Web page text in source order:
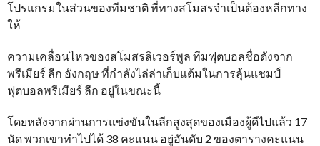
โปรแกรมในส่วนของทีมชาติ ที่ทางสโมสรจำเป็นต้องหลีกทาง
ให้
ความเคลื่อนไหวของสโมสรลิเวอร์พูล ทีมฟุตบอลชื่อดังจาก
พรีเมียร์ ลีก อังกฤษ ที่กำลังไล่ล่าเก็บแต้มในการลุ้นแชมป์
ฟุตบอลพรีเมียร์ ลีก อยู่ในขณะนี้
โดยหลังจากผ่านการแข่งขันในลีกสูงสุดของเมืองผู้ดีไปแล้ว 17
นัด พวกเขาทำไปได้ 38 คะแนน อยู่อันดับ 2 ของตารางคะแนน